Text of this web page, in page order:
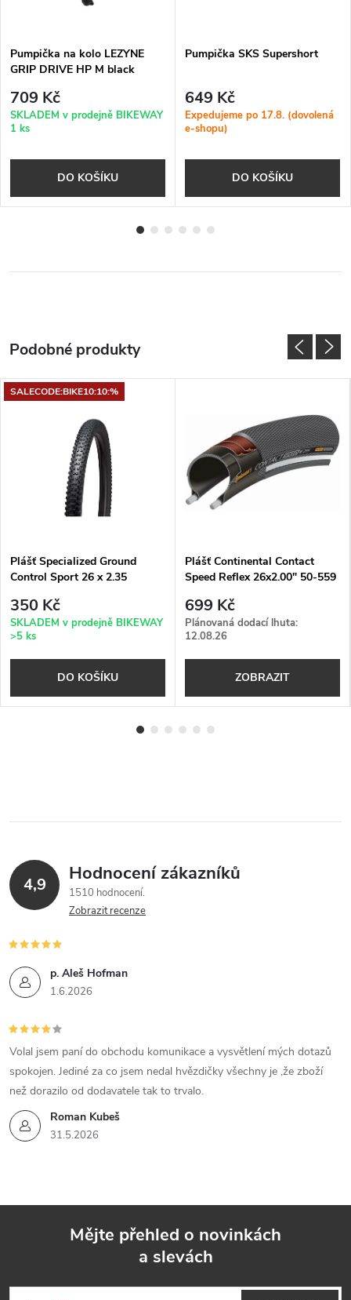
Pumpička na kolo LEZYNE
GRIP DRIVE HP M black
709 Kč
SKLADEM v prodejně BIKEWAY
1 ks
DO KOŠÍKU
Pumpička SKS Supershort
649 Kč
Expedujeme po 17.8. (dovolená
e-shopu)
DO KOŠÍKU
SALECODE:BIKE10:10:%
Plášť Specialized Ground
Control Sport 26 x 2.35
350 Kč
SKLADEM v prodejně BIKEWAY
>5 ks
DO KOŠÍKU
Plášť Continental Contact
Speed Reflex 26x2.00" 50-559
699 Kč
Plánovaná dodací lhuta:
12.08.26
ZOBRAZIT
4,9 Hodnocení zákazníků
1510 hodnocení
Zobrazit recenze
p. Aleš Hofman
1.6.2026
Roman Kubeš
31.5.2026
Volal jsem paní do obchodu komunikace a vysvětlení mých dotazů
spokojen. Jediné za co jsem nedal hvězdičky všechny je ,že zboží
než dorazilo od dodavatele tak to trvalo.
Mějte přehled o novinkách
a slevách